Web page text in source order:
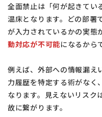
全面禁止は「何が起きてい
温床となります。どの部署
が入力されているかの実態
動対応が不可能になるから
例えば、外部への情報漏え
力履歴を特定する術がなく
なります。見えないリスク
故に繋がります。